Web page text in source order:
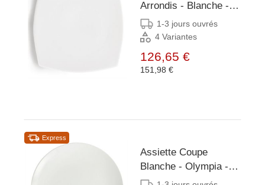
Arrondis - Blanche -
Olympia - 240mm - 12
Pièces
1-3 jours ouvrés
4 Variantes
126,65 €
151,98 €
Express
Assiette Coupe
Blanche - Olympia -
150mm - 12 Pièces